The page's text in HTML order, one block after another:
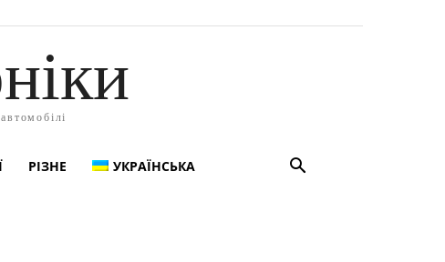
РІЗНЕ УКРАЇНСЬКА